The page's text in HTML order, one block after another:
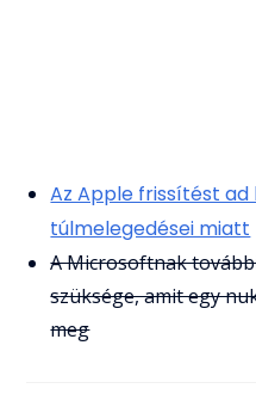
Az Apple frissítést ad
túlmelegedései miatt
A Microsoftnak
szüksége, amit egy
meg